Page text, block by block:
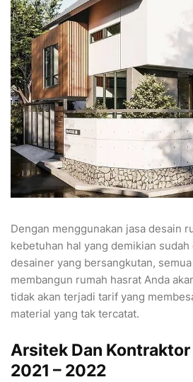
Dengan menggunakan jasa desain
kebetuhan hal yang demikian
desainer yang bersangkutan,
membangun rumah hasrat Anda
tidak akan terjadi tarif yang
material yang tak tercatat.
Arsitek Dan
2021 – 2022